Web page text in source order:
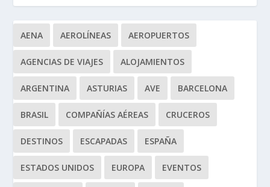
AENA AEROLÍNEAS AEROPUERTOS
AGENCIAS DE VIAJES ALOJAMIENTOS
ARGENTINA ASTURIAS AVE BARCELONA
BRASIL COMPAÑÍAS AÉREAS CRUCEROS
DESTINOS ESCAPADAS ESPAÑA
ESTADOS UNIDOS EUROPA EVENTOS